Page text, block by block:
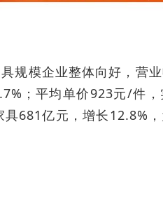
规模企业整体向好，营
；平均单价923元/件
681亿元，增长12.8%